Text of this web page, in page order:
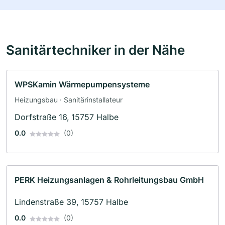
Sanitärtechniker in der Nähe
WPSKamin Wärmepumpensysteme
Heizungsbau · Sanitärinstallateur
Dorfstraße 16, 15757 Halbe
0.0 (0)
PERK Heizungsanlagen & Rohrleitungsbau GmbH
Lindenstraße 39, 15757 Halbe
0.0 (0)